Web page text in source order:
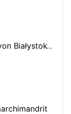
und Gdańsk